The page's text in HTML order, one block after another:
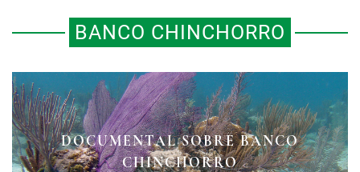
BANCO CHINCHORRO
DOCUMENTAL SOBRE BANCO
CHINCHORRO